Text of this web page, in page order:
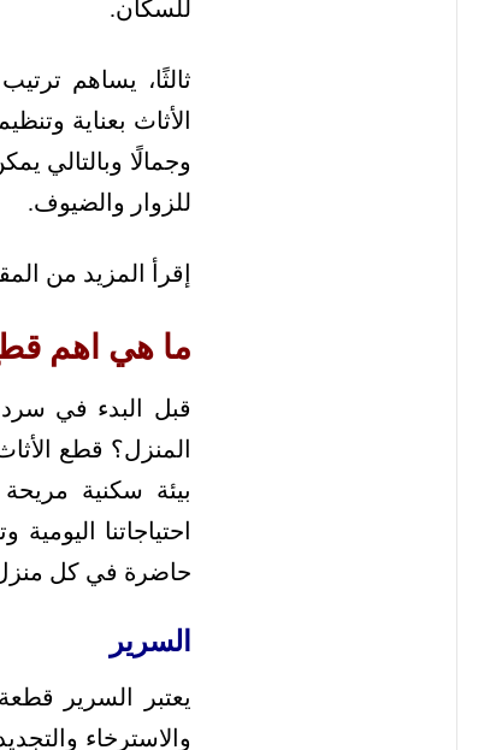
للسكان.
ثالثًا، يساهم
الأثاث بعناية
وجمالًا وبالتالي
للزوار والضيوف.
إقرأ المزيد من
ما هي اهم
قبل البدء في سرد
المنزل؟ قطع
بيئة سكنية
احتياجاتنا
حاضرة في كل
السرير
يعتبر السرير
والاسترخاء